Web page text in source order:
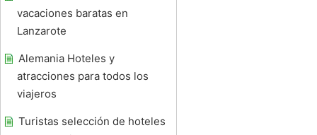
vacaciones baratas en
Lanzarote
Alemania Hoteles y
atracciones para todos los
viajeros
Turistas selección de hoteles